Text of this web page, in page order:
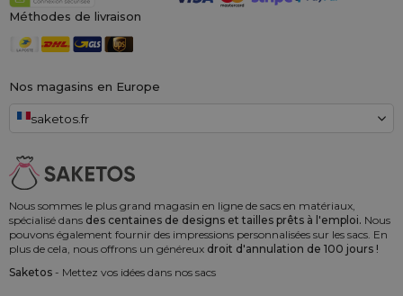
Nous sommes le plus grand magasin en ligne de sacs en matériaux,
spécialisé dans des centaines de designs et tailles prêts à l'emploi. Nous
pouvons également fournir des impressions personnalisées sur les sacs. En
plus de cela, nous offrons un généreux droit d'annulation de 100 jours !
Saketos - Mettez vos idées dans nos sacs
Nos magasins en Europe
saketos.fr
Méthodes de livraison